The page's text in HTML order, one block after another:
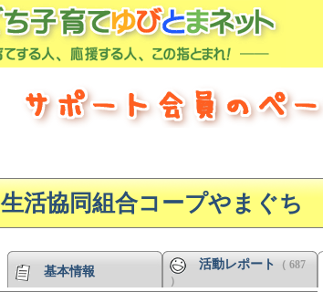
生活協同組合コープやまぐち
基本情報 活動レポート
（ 687
）